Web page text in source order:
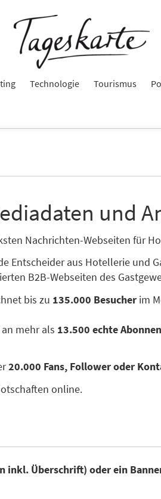
Technologie Tourismus
und
Nachrichten-Webseiten für
Entscheider aus Hotellerie und
B2B-Webseiten des
bis zu 135.000 Besucher im
mehr als 13.500 echte
20.000 Fans, Follower oder
online.
inkl. Überschrift) oder ein